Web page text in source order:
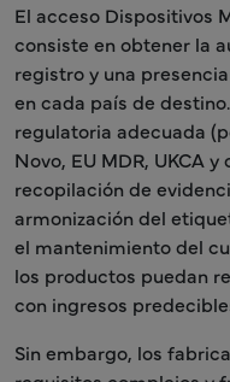
El acceso Dispositivos
consiste en obtener la
registro y una
en cada país de
regulatoria adecuada
Novo, EU MDR, UKCA
recopilación de
armonización del
el mantenimiento del
los productos puedan
con ingresos
Sin embargo, los